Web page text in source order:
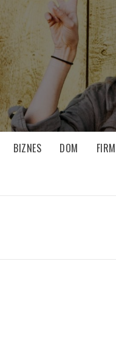
BIZNES DOM